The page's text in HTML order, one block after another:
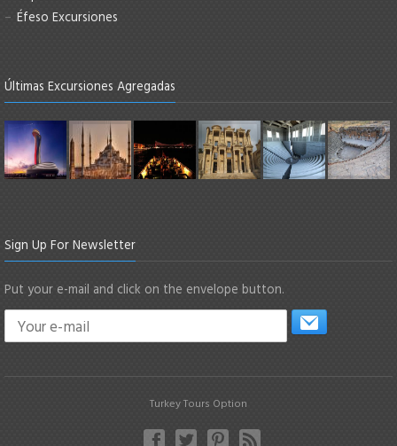
Éfeso Excursiones
Últimas Excursiones Agregadas
Sign Up For Newsletter
Put your e-mail and click on the envelope button.
Turkey Tours Option